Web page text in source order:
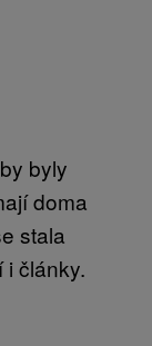
byly
doma
stala
články.